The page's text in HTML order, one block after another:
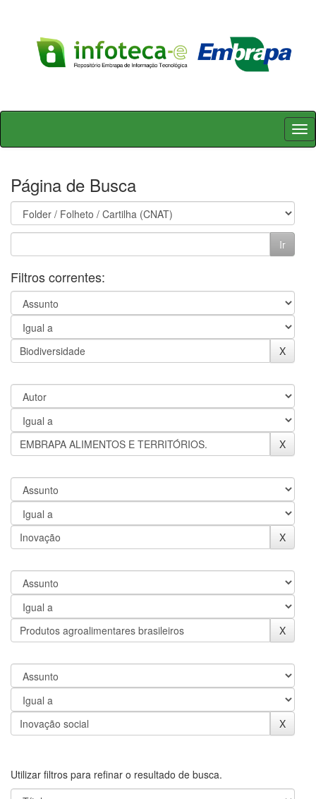
Skip
Página de Busca
Filtros correntes:
Utilizar filtros para refinar o resultado de busca.